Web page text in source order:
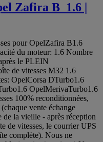
Zafira B_1.6 |
pour OpelZafira B1.6
du moteur: 1.6 Nombre
le PLEIN
de vitesses M32 1.6
OpelCorsa DTurbo1.6
OpelMerivaTurbo1.6
100% reconditionnées,
vente échange
de la vieille - après réception
de vitesses, le courrier UPS
complète). Nous ne